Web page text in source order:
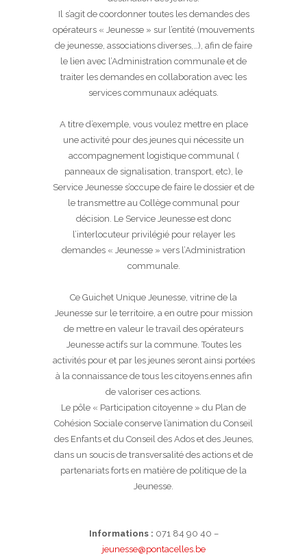
Il s’agit de coordonner toutes les demandes des
opérateurs « Jeunesse » sur l’entité (mouvements
de jeunesse, associations diverses,…), afin de faire
le lien avec l’Administration communale et de
traiter les demandes en collaboration avec les
services communaux adéquats.
A titre d’exemple, vous voulez mettre en place
une activité pour des jeunes qui nécessite un
accompagnement logistique communal (
panneaux de signalisation, transport, etc), le
Service Jeunesse s’occupe de faire le dossier et de
le transmettre au Collège communal pour
décision. Le Service Jeunesse est donc
l’interlocuteur privilégié pour relayer les
demandes « Jeunesse » vers l’Administration
communale.
Ce Guichet Unique Jeunesse, vitrine de la
Jeunesse sur le territoire, a en outre pour mission
de mettre en valeur le travail des opérateurs
Jeunesse actifs sur la commune. Toutes les
activités pour et par les jeunes seront ainsi portées
à la connaissance de tous les citoyens.ennes afin
de valoriser ces actions.
Le pôle « Participation citoyenne » du Plan de
Cohésion Sociale conserve l’animation du Conseil
des Enfants et du Conseil des Ados et des Jeunes,
dans un soucis de transversalité des actions et de
partenariats forts en matière de politique de la
Jeunesse.
Informations : 071 84 90 40 –
jeunesse@pontacelles.be